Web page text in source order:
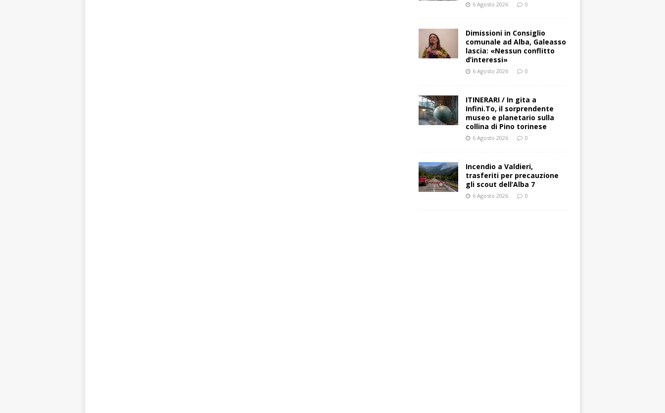
6 Agosto 2026 0
Dimissioni in Consiglio
comunale ad Alba, Galeasso
lascia: «Nessun conflitto
d’interessi»
6 Agosto 2026 0
ITINERARI / In gita a
Infini.To, il sorprendente
museo e planetario sulla
collina di Pino torinese
6 Agosto 2026 0
Incendio a Valdieri,
trasferiti per precauzione
gli scout dell’Alba 7
6 Agosto 2026 0